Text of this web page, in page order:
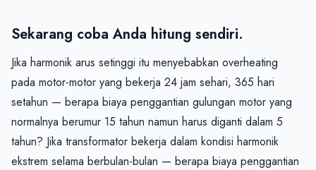
Sekarang coba Anda hitung sendiri.
Jika harmonik arus setinggi itu menyebabkan overheating
pada motor-motor yang bekerja 24 jam sehari, 365 hari
setahun — berapa biaya penggantian gulungan motor yang
normalnya berumur 15 tahun namun harus diganti dalam 5
tahun? Jika transformator bekerja dalam kondisi harmonik
ekstrem selama berbulan-bulan — berapa biaya penggantian